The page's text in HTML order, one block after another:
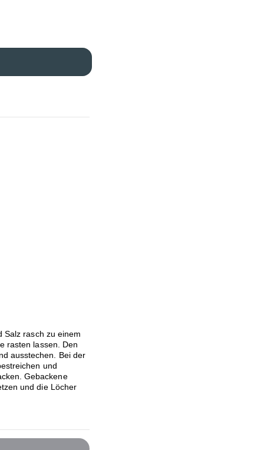
Salz rasch zu einem
rasten lassen. Den
ausstechen. Bei der
und
Gebackene
und die Löcher